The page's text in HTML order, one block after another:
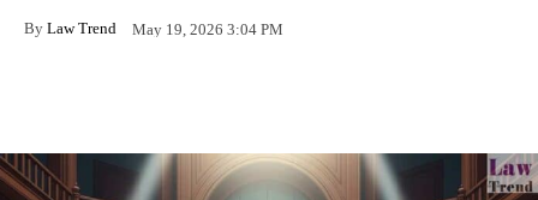
By Law Trend May 19, 2026 3:04 PM